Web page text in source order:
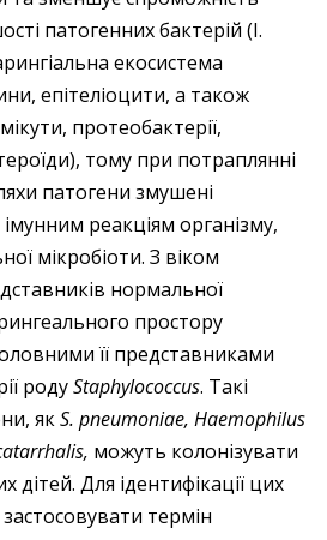
патогенних бактерій (I.
екосистема
епітеліоцити, а також
протеобактерії,
тому при потраплянні
патогени змушені
реакціям організму,
мікробіоти. З віком
нормальної
простору
її представниками
родуStaphylococcus. Такі
якS. pneumoniae, Haemophilus
можуть колонізувати
дітей. Для ідентифікації цих
термін